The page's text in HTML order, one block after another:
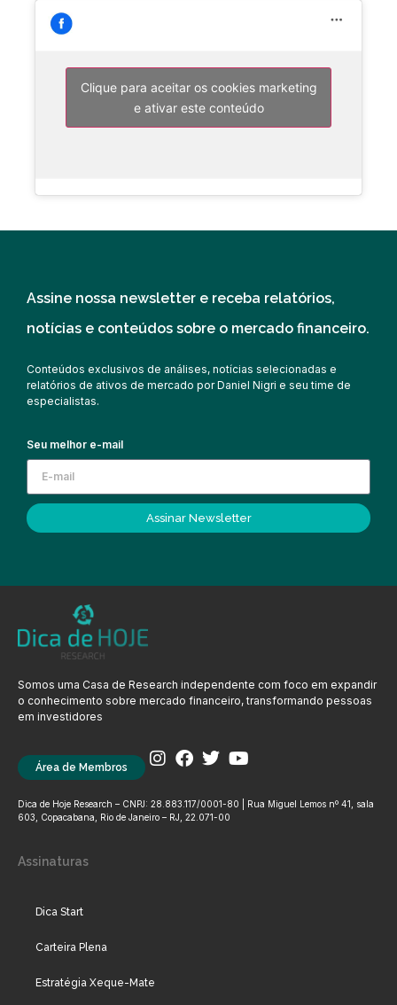
Clique para aceitar os cookies marketing
e ativar este conteúdo
Assine nossa newsletter e receba relatórios,
notícias e conteúdos sobre o mercado financeiro.
Conteúdos exclusivos de análises, notícias selecionadas e
relatórios de ativos de mercado por Daniel Nigri e seu time de
especialistas.
Seu melhor e-mail
Assinar Newsletter
Somos uma Casa de Research independente com foco em expandir
o conhecimento sobre mercado financeiro, transformando pessoas
em investidores
Área de Membros
Dica de Hoje Research – CNPJ: 28.883.117/0001-80 | Rua Miguel Lemos nº 41, sala
603, Copacabana, Rio de Janeiro – RJ, 22.071-00
Assinaturas
Dica Start
Carteira Plena
Estratégia Xeque-Mate